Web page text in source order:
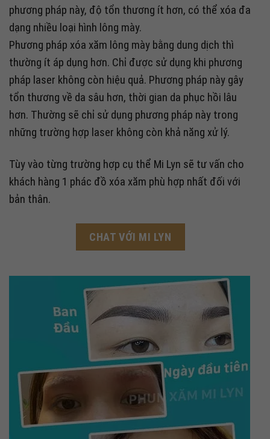
phương pháp này, độ tổn thương ít hơn, có thể xóa đa
dạng nhiều loại hình lông mày.
Phương pháp xóa xăm lông mày bằng dung dịch thì
thường ít áp dụng hơn. Chỉ được sử dụng khi phương
pháp laser không còn hiệu quả. Phương pháp này gây
tổn thương về da sâu hơn, thời gian da phục hồi lâu
hơn. Thường sẽ chỉ sử dụng phương pháp này trong
những trường hợp laser không còn khả năng xử lý.
Tùy vào từng trường hợp cụ thể Mi Lyn sẽ tư vấn cho
khách hàng 1 phác đồ xóa xăm phù hợp nhất đối với
bản thân.
CHAT VỚI MI LYN